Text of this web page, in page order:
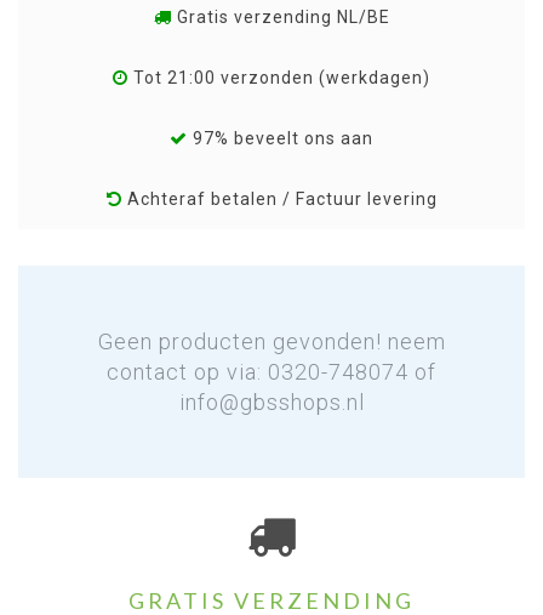
Gratis verzending NL/BE
Tot 21:00 verzonden (werkdagen)
97% beveelt ons aan
Achteraf betalen / Factuur levering
Geen producten gevonden! neem
contact op via: 0320-748074 of
info@gbsshops.nl
GRATIS VERZENDING